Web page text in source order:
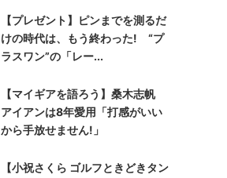
【プレゼント】ピンまでを測るだ
けの時代は、もう終わった! “プ
ラスワン”の「レー...
【マイギアを語ろう】桑木志帆
アイアンは8年愛用「打感がいい
から手放せません!」
【小祝さくら ゴルフときどきタン